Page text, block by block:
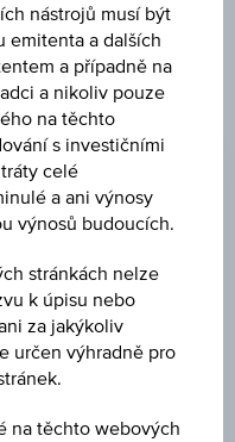
nástrojů musí být
emitenta a dalších
a případně na
a nikoliv pouze
na těchto
s investičními
celé
a ani výnosy
výnosů budoucích.
stránkách nelze
k úpisu nebo
za jakýkoliv
určen výhradně pro
na těchto webových